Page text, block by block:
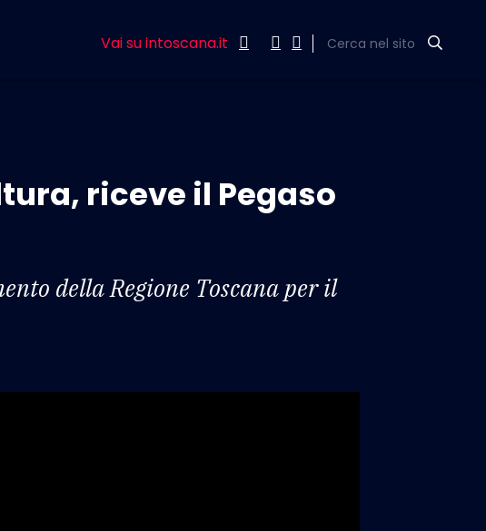
Vai su intoscana.it Cerca nel sito
riceve il Pegaso
della Regione Toscana per il